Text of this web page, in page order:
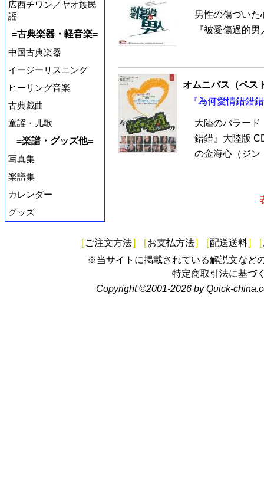
広西チワン／ヤオ族民
謡
=古典楽器・軽音楽=
中国古典楽器
イージーリスニング
ヒーリング音楽
古典戯曲
童謡・儿歌
=楽譜・グッズ他=
写真集
楽譜集
カレンダー
グッズ
男性の傷づいた
『被愛傷過的
オムニバス（ベス
『為何愛情錯錯
大陸のバラード
錯錯』大陸版
の金海心（ジン
[ ご注文方法] [お支払方法] [配送送料] [
※当サイトに掲載されている解説文など
特定商取引法に基づ
Copyright ©2001-2026 by Quick-